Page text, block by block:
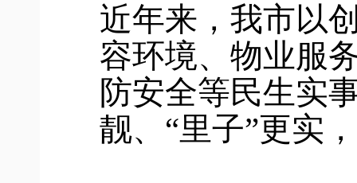
近年来，我市以
容环境、物业服
防安全等民生实
靓、“里子”更实